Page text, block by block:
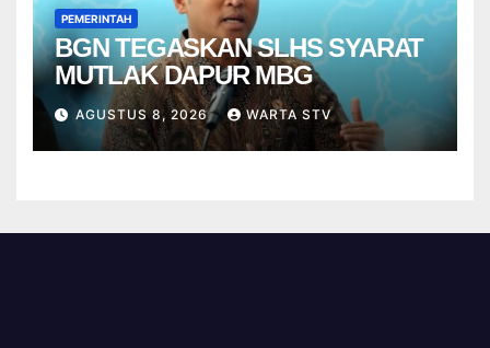
PEMERINTAH
BGN TEGASKAN SLHS SYARAT
MUTLAK DAPUR MBG
AGUSTUS 8, 2026 WARTA STV